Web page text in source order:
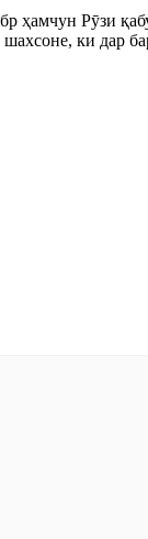
ҳамчун Рӯзи
ки дар